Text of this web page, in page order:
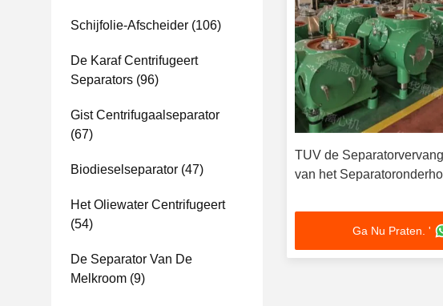
Schijfolie-Afscheider (106)
De Karaf Centrifugeert
Separators (96)
Gist Centrifugaalseparator
(67)
Biodieselseparator (47)
Het Oliewater Centrifugeert
(54)
De Separator Van De
Melkroom (9)
TUV de
van het
Ga Nu Praten. '